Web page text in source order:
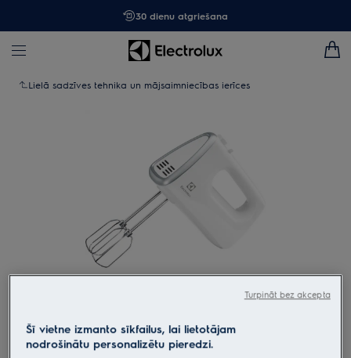
30 dienu atgriešana
Lielā sadzīves tehnika un mājsaimniecības ierīces
Šī vietne izmanto sīkfailus, lai lietotājam
nodrošinātu personalizētu pieredzi.
Turpināt bez akcepta